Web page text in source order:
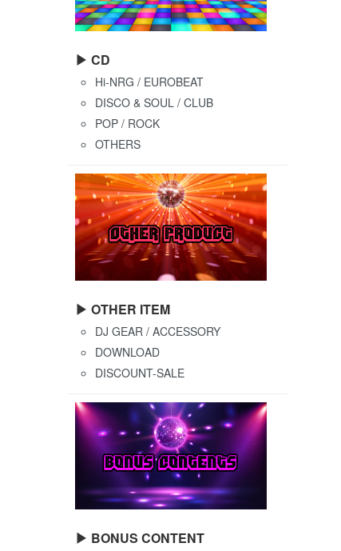
▶ CD
Hi-NRG / EUROBEAT
DISCO & SOUL / CLUB
POP / ROCK
OTHERS
▶ OTHER ITEM
DJ GEAR / ACCESSORY
DOWNLOAD
DISCOUNT-SALE
▶ BONUS CONTENT